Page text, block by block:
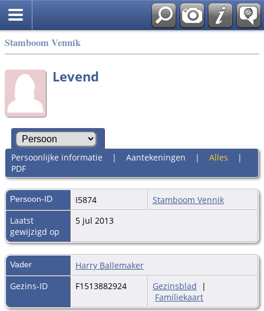
Stamboom Vennik
Levend
Persoonlijke informatie | Aantekeningen | Alles |
PDF
Persoon-ID I5874
Stamboom Vennik
Laatst
gewijzigd op
5 jul 2013
Vader
Harry Ballemaker
Gezins-ID
F1513882924 Gezinsblad |
Familiekaart